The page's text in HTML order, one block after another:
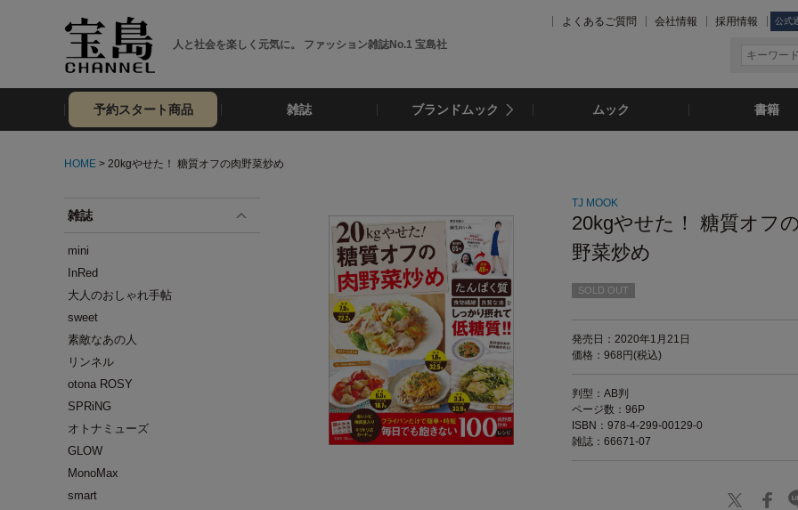
人と社会を楽しく元気に。 ファッション雑誌No.1 宝島社
よくあるご質問 会社情報 採用情報 公式
予約スタート商品 雑誌 ブランドムック ムック 書籍
HOME > 20kgやせた！ 糖質オフの肉野菜炒め
雑誌
mini
InRed
大人のおしゃれ手帖
sweet
素敵なあの人
リンネル
otona ROSY
SPRiNG
オトナミューズ
GLOW
MonoMax
smart
TJ MOOK
20kgやせた！ 糖質オフ
野菜炒め
SOLD OUT
発売日：2020年1月21日
価格：968円(税込)
判型：AB判
ページ数：96P
ISBN：978-4-299-00129-0
雑誌：66671-07